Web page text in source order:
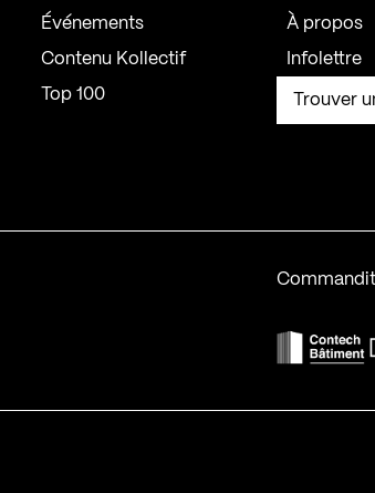
Événements
Contenu Kollectif
Top 100
À propos
Infolettre
Trouver